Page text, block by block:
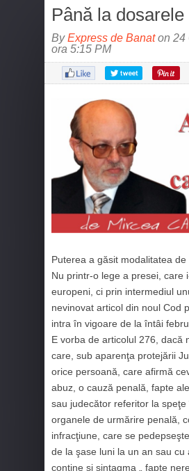
Până la dosarele
ByExpress de Banaton 24
ora 5:15 PM
Puterea a găsit modalitatea de
Nu printr-o lege a presei, care
europeni, ci prin intermediul
nevinovat articol din noul Cod
intra în vigoare de la întâi
E vorba de articolul 276, dacă
care, sub aparenţa protejării
orice persoană, care afirmă
abuz, o cauză penală, fapte
sau judecător referitor la
organele de urmărire penală,
infracţiune, care se
de la şase luni la un an sau cu
conţine şi sintagma „ fapte